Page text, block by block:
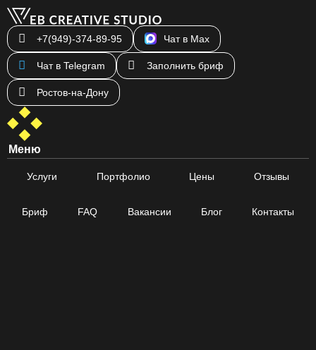
+7(949)-374-89-95 Чат в Max
Чат в Telegram Заполнить бриф
Ростов-на-Дону
Меню
Услуги Портфолио Цены Отзывы
Бриф FAQ Вакансии Блог Контакты